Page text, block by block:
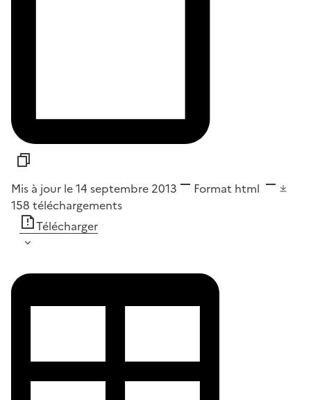
Mis à jour le 14 septembre 2013 Format html
158 téléchargements
Télécharger